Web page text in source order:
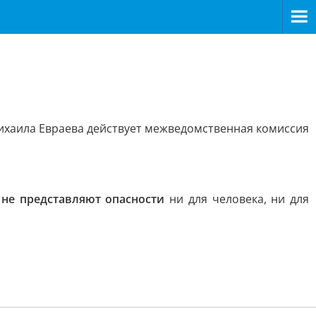
Евраева действует межведомственная комиссия
не представляют опасности ни для человека, ни для